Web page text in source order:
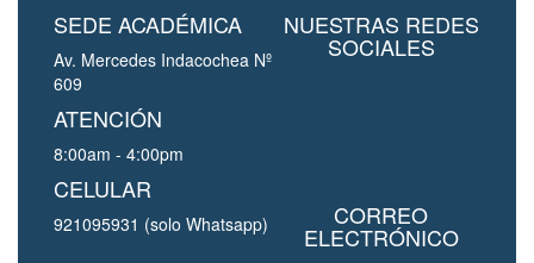
SEDE ACADÉMICA
Av. Mercedes Indacochea Nº
609
ATENCIÓN
8:00am - 4:00pm
CELULAR
921095931 (solo Whatsapp)
NUESTRAS REDES
SOCIALES
CORREO
ELECTRÓNICO